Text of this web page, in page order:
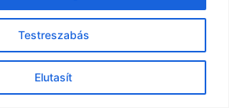
Testreszabás
Elutasít
2001-2026 © Minden jog fenntartva